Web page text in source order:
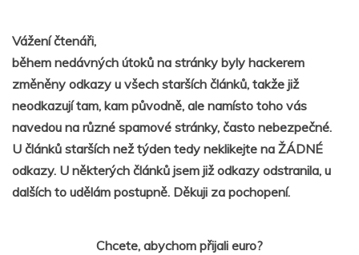
Vážení čtenáři,
během nedávných útoků na stránky byly hackerem
změněny odkazy u všech starších článků, takže již
neodkazují tam, kam původně, ale namísto toho vás
navedou na různé spamové stránky, často nebezpečné.
U článků starších než týden tedy neklikejte na ŽÁDNÉ
odkazy. U některých článků jsem již odkazy odstranila, u
dalších to udělám postupně. Děkuji za pochopení.
Chcete, abychom přijali euro?